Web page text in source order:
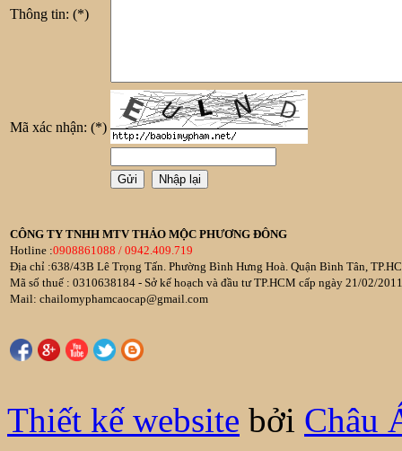
Thông tin: (*)
Mã xác nhận: (*)
CÔNG TY TNHH MTV THẢO MỘC PHƯƠNG ĐÔNG
Hotline :0908861088 / 0942.409.719
Địa chỉ :638/43B Lê Trọng Tấn. Phường Bình Hưng Hoà. Quận Bình Tân,
Mã số thuế : 0310638184 - Sở kế hoạch và đầu tư TP.HCM cấp ngày 21/02/
Mail: chailomyphamcaocap@gmail.com
Thiết kế website bởi Châu